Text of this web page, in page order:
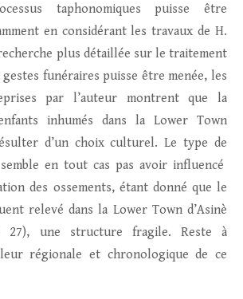
taphonomiques puisse être
en considérant les travaux de H.
plus détaillée sur le traitement
funéraires puisse être menée, les
par l’auteur montrent que la
inhumés dans la Lower Town
d’un choix culturel. Le type de
en tout cas pas avoir influencé
des ossements, étant donné que le
relevé dans la Lower Town d’Asinè
une structure fragile. Reste à
régionale et chronologique de ce